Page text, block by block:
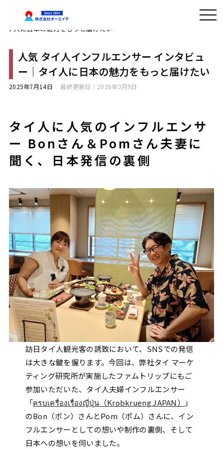
マーケティング関連» 人気 タイ人インフルエンサー インタビュー｜タ
イ人に日本の魅力をもっと届けたい
人気 タイ人インフルエンサー インタビュ
ー｜タイ人に日本の魅力をもっと届けたい
2025年7月14日 最終更新日：2026年3月9日
タイ人に 人気のインフルエンサ
ー Bonさん＆Pomさん夫妻に
聞く、日本発信の裏側
訪日タイ人観光客の誘致において、SNSでの発信
は大きな鍵を握ります。今回は、弊社タイ マーケ
ティング研究所が実施したファムトリップにもご
参加いただいた、タイ人夫婦インフルエンサー
「ครบเครื่องเรื่องญี่ปุ่น（Krobkrueng JAPAN）
」
のBon（ボン）さんとPom（ポム）さんに、イン
フルエンサーとしての想いや制作の裏側、そして
日本への想いを伺いました。